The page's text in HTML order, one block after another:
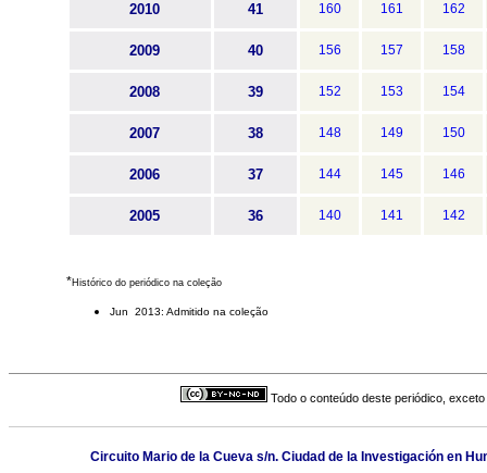
2010 41 160 161 162
2009 40 156 157 158
2008 39 152 153 154
2007 38 148 149 150
2006 37 144 145 146
2005 36 140 141 142
*Histórico do periódico na coleção
Jun 2013: Admitido na coleção
Todo o conteúdo deste periódico,
Circuito Mario de la Cueva s/n. Ciudad de la Investigación en